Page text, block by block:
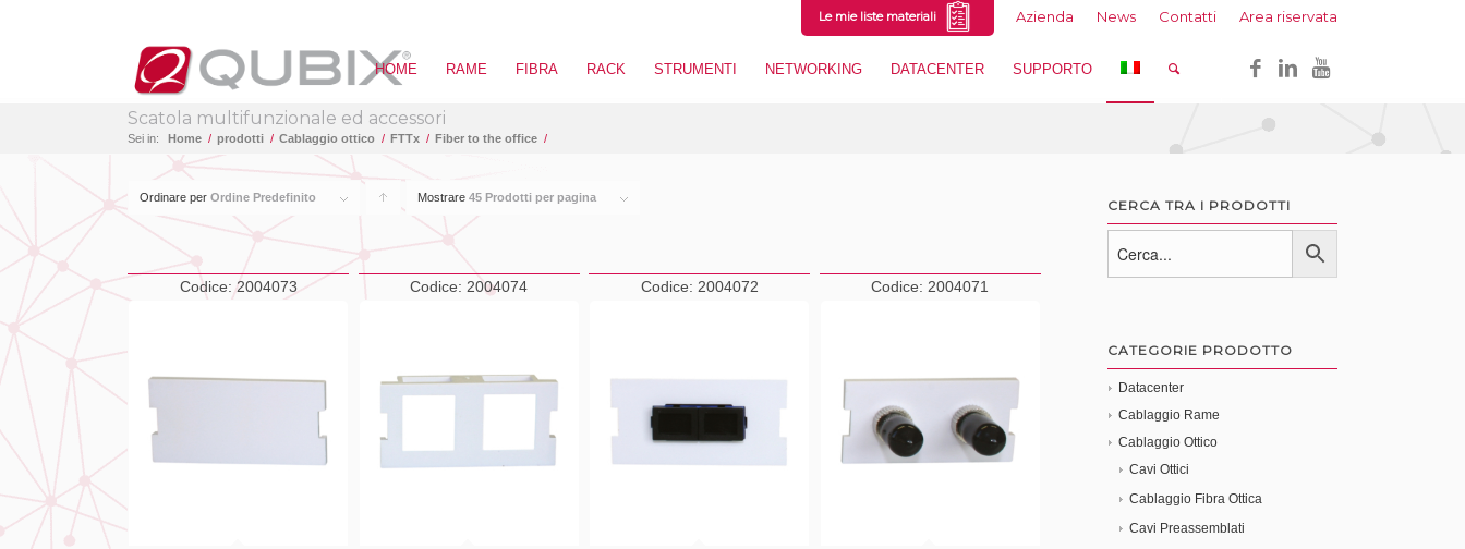
Azienda News Contatti Area riservata
Le mie liste materiali
HOME RAME FIBRA RACK STRUMENTI NETWORKING DATACENTER SUPPORTO
Scatola multifunzionale ed accessori
Sei in: Home / prodotti / Cablaggio ottico / FTTx / Fiber to the office /
Ordinare perOrdine Predefinito Clicca
Mostrare45 Prodotti per pagina
Codice: 2004073 Codice: 2004074 Codice: 2004072 Codice: 2004071
CERCA TRA I PRODOTTI
CATEGORIE PRODOTTO
Datacenter
Cablaggio Rame
Cablaggio Ottico
Cavi Ottici
Cablaggio Fibra Ottica
Cavi Preassemblati